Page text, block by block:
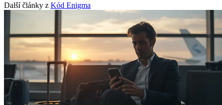
Další články z Kód Enigma